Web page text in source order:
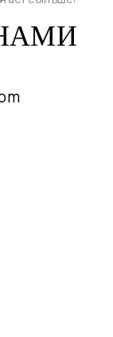
pidsvitulight@gmail.com